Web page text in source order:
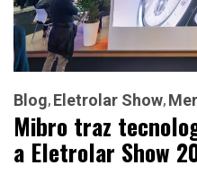
Blog Eletrolar Show
Mibro traz
a Eletrolar Show